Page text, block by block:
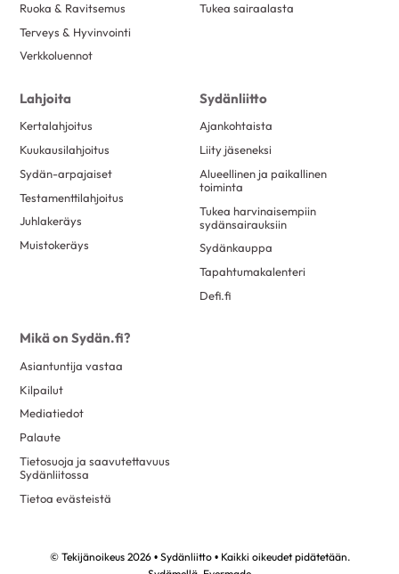
Ruoka & Ravitsemus
Terveys & Hyvinvointi
Verkkoluennot
Tukea sairaalasta
Lahjoita
Kertalahjoitus
Kuukausilahjoitus
Sydän-arpajaiset
Testamenttilahjoitus
Juhlakeräys
Muistokeräys
Sydänliitto
Ajankohtaista
Liity jäseneksi
Alueellinen ja paikallinen
toiminta
Tukea harvinaisempiin
sydänsairauksiin
Sydänkauppa
Tapahtumakalenteri
Defi.fi
Mikä on Sydän.fi?
Asiantuntija vastaa
Kilpailut
Mediatiedot
Palaute
Tietosuoja ja saavutettavuus
Sydänliitossa
Tietoa evästeistä
© Tekijänoikeus 2026 • Sydänliitto • Kaikki oikeudet pidätetään.